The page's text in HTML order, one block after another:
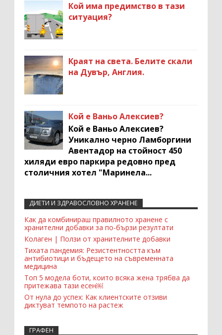
Кой има предимство в тази
ситуация?
Краят на света. Белите скали
на Дувър, Англия.
Кой е Ваньо Алексиев?
Кой е Ваньо Алексиев?
Уникално черно Ламборгини
Авентадор на стойност 450
хиляди евро паркира редовно пред
столичния хотел "Маринела...
Recent Comments Widget
ДИЕТИ И ЗДРАВОСЛОВНО ХРАНЕНЕ
Как да комбинираш правилното хранене с
хранителни добавки за по-бързи резултати
Колаген | Ползи от хранителните добавки
Тихата пандемия: Резистентността към
антибиотици и бъдещето на съвременната
медицина
Топ 5 модела боти, които всяка жена трябва да
притежава тази есен￼
От нула до успех: Как клиентските отзиви
диктуват темпото на растеж
ГРАФЕН